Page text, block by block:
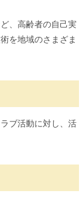
、高齢者の自己実
を地域のさまざま
ブ活動に対し、活